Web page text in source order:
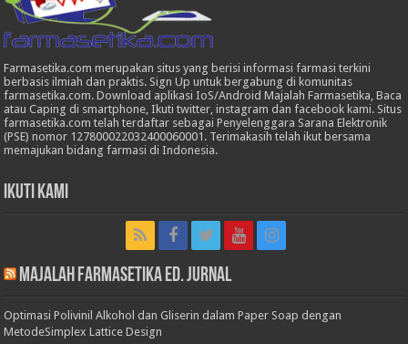
Farmasetika.com merupakan situs yang berisi informasi farmasi terkini
berbasis ilmiah dan praktis. Sign Up untuk bergabung di komunitas
farmasetika.com. Download aplikasi IoS/Android Majalah Farmasetika, Baca
atau Caping di smartphone, Ikuti twitter, instagram dan facebook kami. Situs
farmasetika.com telah terdaftar sebagai Penyelenggara Sarana Elektronik
(PSE) nomor 127800022032400060001. Terimakasih telah ikut bersama
memajukan bidang farmasi di Indonesia.
Ikuti Kami
Majalah Farmasetika Ed. Jurnal
Optimasi Polivinil Alkohol dan Gliserin dalam Paper Soap dengan
MetodeSimplex Lattice Design